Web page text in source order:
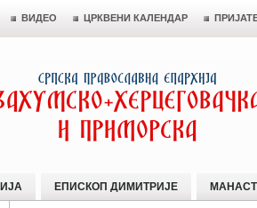
ВИДЕО ЦРКВЕНИ КАЛЕНДАР
ЕПИСКОП ДИМИТРИЈЕ